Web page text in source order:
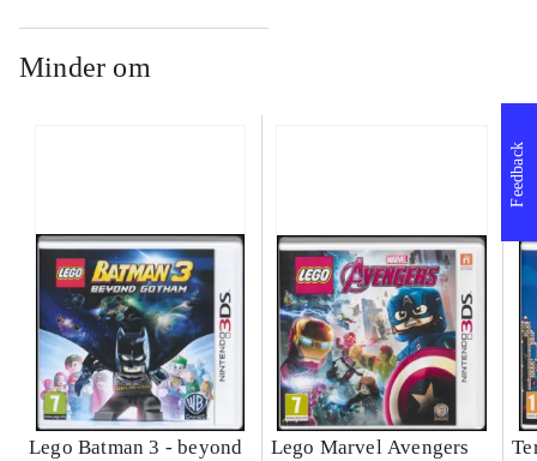
Minder om
Lego Batman 3 - beyond
Lego Marvel Avengers
Feedback